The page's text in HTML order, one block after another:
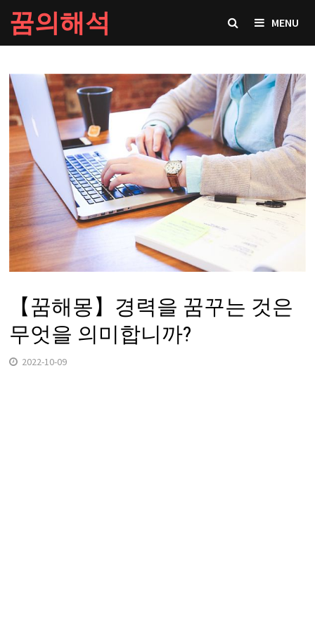
Skip
to
content
꿈의해석 MENU
【꿈해몽】경력을 꿈꾸는 것은
무엇을 의미합니까?
2022-10-09